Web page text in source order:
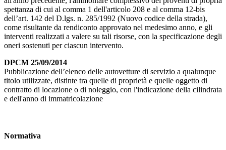
spettanza di cui al comma 1 dell'articolo 208 e al comma 12-bis
dell’art. 142 del D.lgs. n. 285/1992 (Nuovo codice della strada),
come risultante da rendiconto approvato nel medesimo anno, e gli
interventi realizzati a valere su tali risorse, con la specificazione degli
oneri sostenuti per ciascun intervento.
DPCM 25/09/2014
Pubblicazione dell’elenco delle autovetture di servizio a qualunque
titolo utilizzate, distinte tra quelle di proprietà e quelle oggetto di
contratto di locazione o di noleggio, con l'indicazione della cilindrata
e dell'anno di immatricolazione
Normativa